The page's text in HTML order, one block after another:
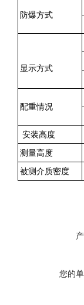
防爆方式
显示方式
配重情况
安装高度
测量高度
被测介质密度
您的